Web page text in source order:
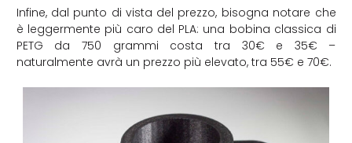
Infine, dal punto di vista del prezzo, bisogna notare che
è leggermente più caro del PLA: una bobina classica di
PETG da 750 grammi costa tra 30€ e 35€ –
naturalmente avrà un prezzo più elevato, tra 55€ e 70€.